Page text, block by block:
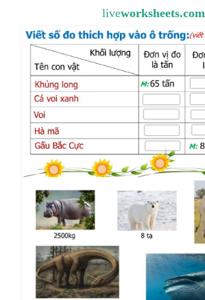
liveworksheets.com